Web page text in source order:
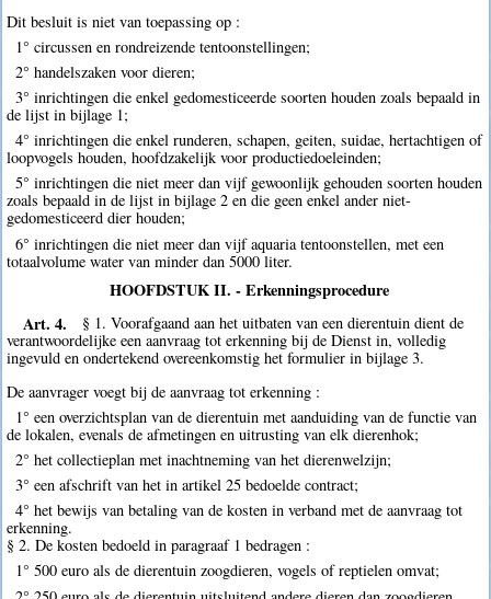
Dit besluit is niet van toepassing op :
1° circussen en rondreizende tentoonstellingen;
2° handelszaken voor dieren;
3° inrichtingen die enkel gedomesticeerde soorten houden zoals bepaald in
de lijst in bijlage 1;
4° inrichtingen die enkel runderen, schapen, geiten, suidae, hertachtigen of
loopvogels houden, hoofdzakelijk voor productiedoeleinden;
5° inrichtingen die niet meer dan vijf gewoonlijk gehouden soorten houden
zoals bepaald in de lijst in bijlage 2 en die geen enkel ander niet-
gedomesticeerd dier houden;
6° inrichtingen die niet meer dan vijf aquaria tentoonstellen, met een
totaalvolume water van minder dan 5000 liter.
HOOFDSTUK II. - Erkenningsprocedure
Art. 4.
§ 1. Voorafgaand aan het uitbaten van een dierentuin dient de
verantwoordelijke een aanvraag tot erkenning bij de Dienst in, volledig
ingevuld en ondertekend overeenkomstig het formulier in bijlage 3.
De aanvrager voegt bij de aanvraag tot erkenning :
1° een overzichtsplan van de dierentuin met aanduiding van de functie van
de lokalen, evenals de afmetingen en uitrusting van elk dierenhok;
2° het collectieplan met inachtneming van het dierenwelzijn;
3° een afschrift van het in artikel 25 bedoelde contract;
4° het bewijs van betaling van de kosten in verband met de aanvraag tot
erkenning.
§ 2. De kosten bedoeld in paragraaf 1 bedragen :
1° 500 euro als de dierentuin zoogdieren, vogels of reptielen omvat;